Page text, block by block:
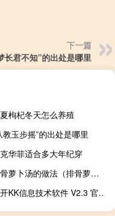
下一篇
长君不知”的出处是哪里
枸杞冬天怎么养殖
教玉步摇”的出处是哪里
华菲适合多大年纪穿
排骨萝卜汤的做法（排骨萝卜汤的家常做法）
石开KK信息技术软件 V2.3 官方版（石开KK信息技术软件 V2.3 官方版功能简介）